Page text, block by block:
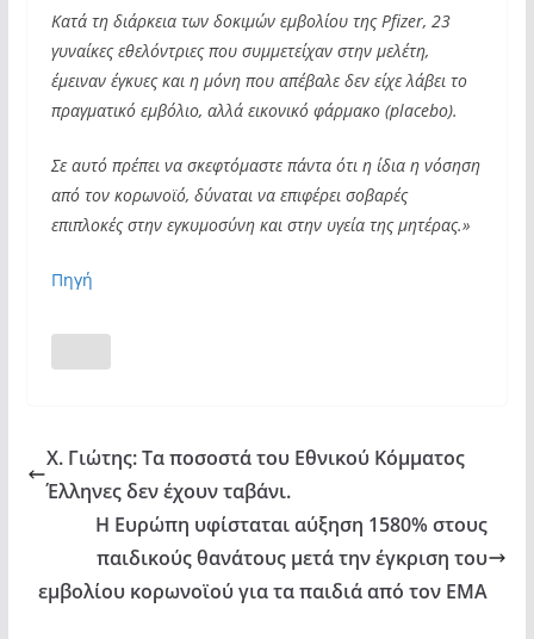
Κατά τη διάρκεια των δοκιμών εμβολίου της Pfizer, 23
γυναίκες εθελόντριες που συμμετείχαν στην μελέτη,
έμειναν έγκυες και η μόνη που απέβαλε δεν είχε λάβει το
πραγματικό εμβόλιο, αλλά εικονικό φάρμακο (placebo).
Σε αυτό πρέπει να σκεφτόμαστε πάντα ότι η ίδια η νόσηση
από τον κορωνοϊό, δύναται να επιφέρει σοβαρές
επιπλοκές στην εγκυμοσύνη και στην υγεία της μητέρας.»
Πηγή
Χ. Γιώτης: Τα ποσοστά του Εθνικού Κόμματος
Έλληνες δεν έχουν ταβάνι.
Η Ευρώπη υφίσταται αύξηση 1580% στους
παιδικούς θανάτους μετά την έγκριση του
εμβολίου κορωνοϊού για τα παιδιά από τον ΕΜΑ